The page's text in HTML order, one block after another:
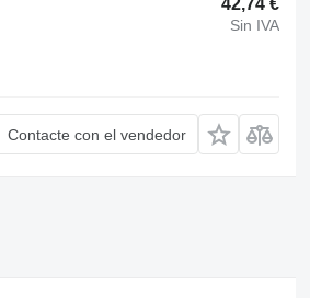
42,74 €
Sin IVA
Contacte con el vendedor